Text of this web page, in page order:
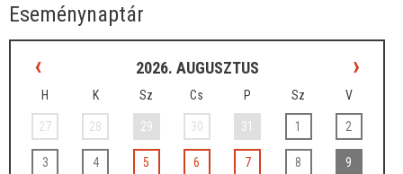
Eseménynaptár
‹ 2026. AUGUSZTUS ›
H K Sz Cs P Sz V
27 28 29 30 31 1 2
3 4 5 6 7 8 9